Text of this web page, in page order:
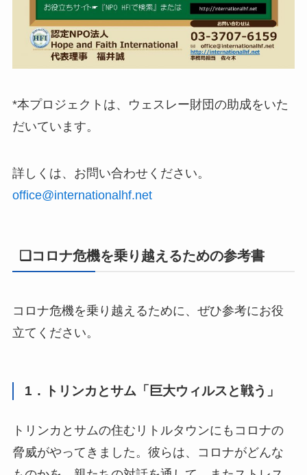
*本プロジェクトは、ウェスレー財団の助成をいた
だいています。
詳しくは、お問い合わせください。
office@internationalhf.net
❏コロナ危機を乗り越えるための参考書
コロナ危機を乗り越えるために、ぜひ参考にお役
立てください。
1．トリンカとサム「巨大ウィルスと戦う」
トリンカとサムの住むリトルタウンにもコロナの
脅威がやってきました。彼らは、コロナがどんな